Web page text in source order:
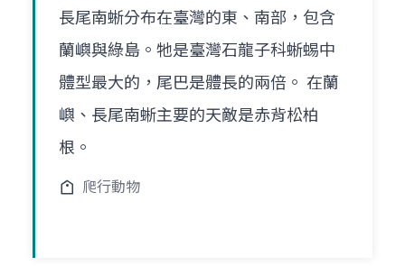
長尾南蜥分布在臺灣的東、南部，包含
蘭嶼與綠島。牠是臺灣石龍子科蜥蜴中
體型最大的，尾巴是體長的兩倍。 在蘭
嶼、長尾南蜥主要的天敵是赤背松柏
根。
爬行動物